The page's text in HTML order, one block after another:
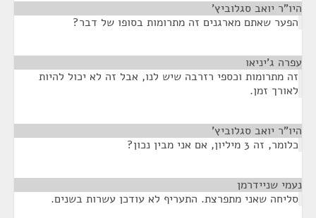
היו"ר יואב סגלוביץ'
הפער שאתם מארגנים זה מתרומות בסופו של דבר?
עפרה ג'יניאו
זה מתרומות וכספי רזרבה שיש לנו, אבל זה לא יכול להיות
לאורך זמן.
היו"ר יואב סגלוביץ'
כלומר, זה 3 מיליון, אם אני מבין נכון?
נעמי שניידרמן
סליחה שאני מתפרצת. התעריף לא עודכן עשרות בשנים.